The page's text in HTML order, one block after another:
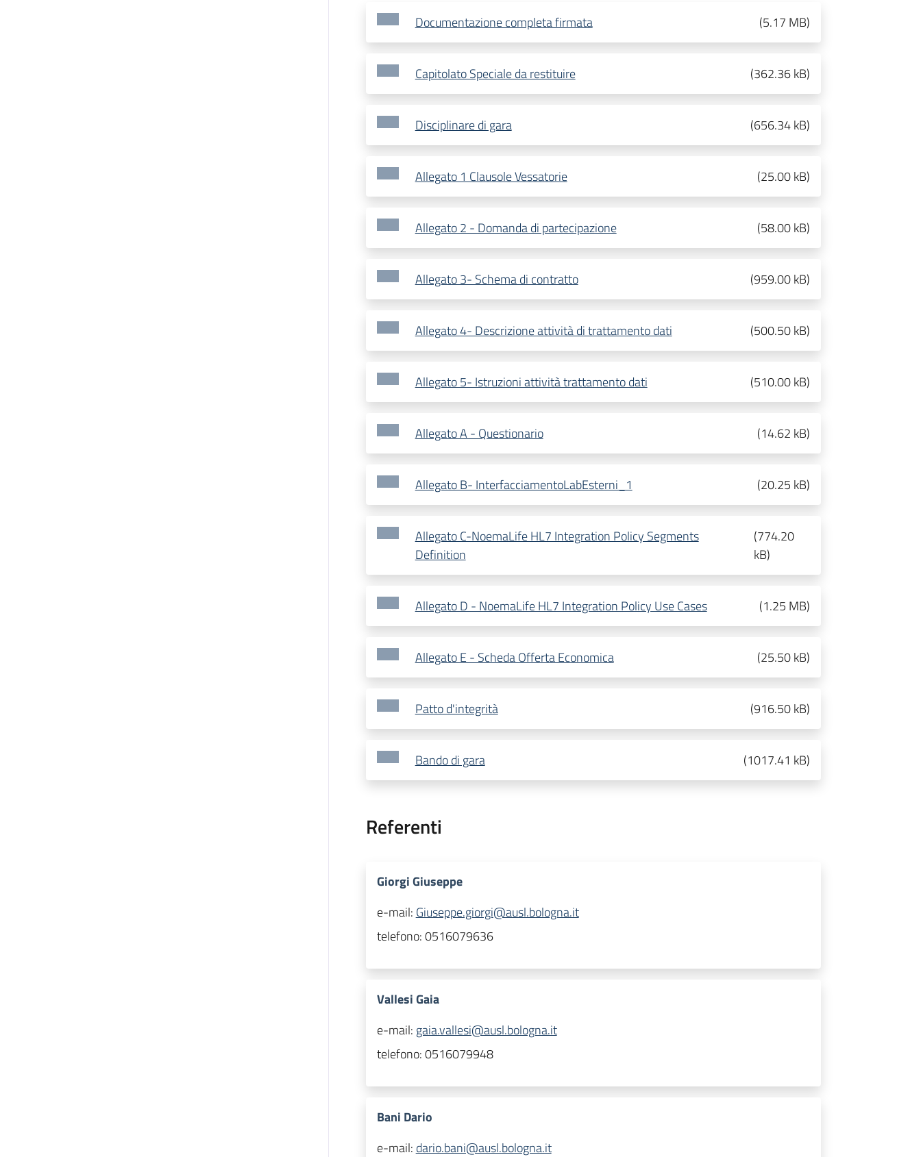
Documentazione completa firmata (5.17 MB)
Capitolato Speciale da restituire (362.36 kB)
Disciplinare di gara (656.34 kB)
Allegato 1 Clausole Vessatorie (25.00 kB)
Allegato 2 - Domanda di partecipazione (58.00 kB)
Allegato 3- Schema di contratto (959.00 kB)
Allegato 4- Descrizione attività di trattamento dati (500.50 kB)
Allegato 5- Istruzioni attività trattamento dati (510.00 kB)
Allegato A - Questionario (14.62 kB)
Allegato B- InterfacciamentoLabEsterni_1 (20.25 kB)
Allegato C-NoemaLife HL7 Integration Policy Segments
Definition
(774.20
kB)
Allegato D - NoemaLife HL7 Integration Policy Use Cases (1.25 MB)
Allegato E - Scheda Offerta Economica (25.50 kB)
Patto d'integrità (916.50 kB)
Bando di gara (1017.41 kB)
Referenti
Giorgi Giuseppe
e-mail: Giuseppe.giorgi@ausl.bologna.it
telefono:0516079636
Vallesi Gaia
e-mail: gaia.vallesi@ausl.bologna.it
telefono:0516079948
Bani Dario
e-mail: dario.bani@ausl.bologna.it